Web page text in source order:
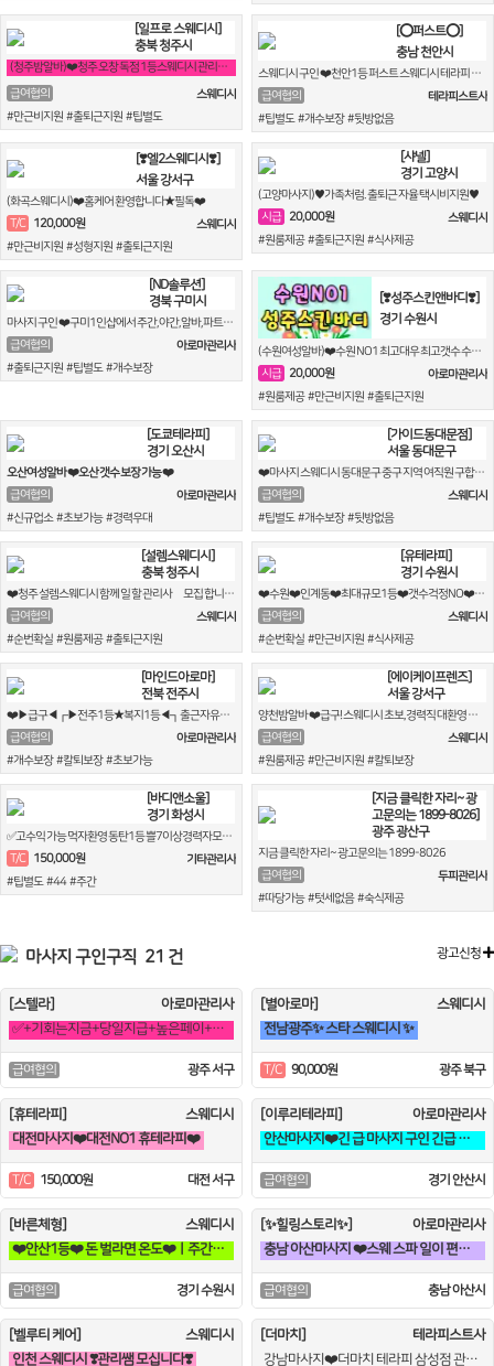
[일프로 스웨디시]
충북 청주시
(청주밤알바)❤️청주 오창 독점 1등스웨디시 관리사모집❤️
급여협의
스웨디시
#만근비지원 #출퇴근지원 #팁별도
[⭕퍼스트⭕]
충남 천안시
스웨디시 구인 ❤️천안1등 퍼스트 스웨디시 테라피 콜넘쳐요❤️
급여협의
테라피스트사
#팁별도 #개수보장 #뒷방없음
[❣️엘2스웨디시❣️]
서울 강서구
(화곡스웨디시)❤️홈케어 환영합니다★필독❤️
T/C
120,000원
스웨디시
#만근비지원 #성형지원 #출퇴근지원
[샤넬]
경기 고양시
(고양마사지)♥️가족처럼. 출퇴근 자율 택시비지원♥️
시급 20,000원
스웨디시
#원룸제공 #출퇴근지원 #식사제공
[ND솔루션]
경북 구미시
마사지 구인 ❤️구미1인샵에서 주간,야간,알바,파트, 매니져모집합니다.❤️
급여협의
아로마관리사
#출퇴근지원 #팁별도 #개수보장
[❣️성주스킨앤바디❣️]
경기 수원시
(수원여성알바)❤️수원 NO1 최고대우 최고갯수 수원베스트업소❤️
시급 20,000원
아로마관리사
#원룸제공 #만근비지원 #출퇴근지원
[도쿄테라피]
경기 오산시
오산여성알바 ❤️오산 갯수 보장 가능 ❤️
급여협의
아로마관리사
#신규업소 #초보가능 #경력우대
[가이드동대문점]
서울 동대문구
❤️마사지 스웨디시 동대문구 중구 지역 여직원 구합니다❤️
급여협의
스웨디시
#팁별도 #개수보장 #뒷방없음
[설렘스웨디시]
충북 청주시
❤️청주 설렘스웨디시 함께 일 할 관리사썜 모집 합니다 읽어보고가세요❤️
급여협의
스웨디시
#순번확실 #원룸제공 #출퇴근지원
[유테라피]
경기 수원시
❤️수원❤️인계동❤️최대규모1등❤️갯수걱정NO❤️최고대우❤️야간우대❤️
급여협의
스웨디시
#순번확실 #만근비지원 #식사제공
[마인드아로마]
전북 전주시
❤️▶급구◀┏▶전주1등★복지1등◀┓출근자유◆갯수보장◆같이 돈 벌어 봅시다❤️
급여협의
아로마관리사
#개수보장 #칼퇴보장 #초보가능
[에이케이프렌즈]
서울 강서구
양천밤알바 ❤️급구! 스웨디시 초보,경력직 대환영 재밌게 일하실분!❤️
급여협의
스웨디시
#원룸제공 #만근비지원 #칼퇴보장
[바디앤소울]
경기 화성시
✅고수익 가능 먹자환영 동탄1등 쁠7이상경력자모집 조건x 술집x ✅
T/C
150,000원
기타관리사
#팁별도 #44 #주간
[지금 클릭한 자리~ 광
고문의는 1899-8026]
광주 광산구
지금 클릭한 자리~ 광고문의는 1899-8026
급여협의
두피관리사
#따당가능 #텃세없음 #숙식제공
마사지 구인구직 21 건 광고신청
[스텔라]
아로마관리사
✅+기회는지금+당일지급+높은페이+높은급여+초보다쌉가능✅
급여협의 광주 서구
[별아로마]
스웨디시
전남광주✨ 스타 스웨디시 ✨
T/C 90,000원 광주 북구
[휴테라피]
스웨디시
대전마사지❤️대전NO1 휴테라피❤️
T/C 150,000원 대전 서구
[이루리테라피]
아로마관리사
안산마사지❤️긴 급 마사지 구인 긴급 긴급 !!! 출장 관리사 구인❤️
급여협의 경기 안산시
[바른체형]
스웨디시
❤️안산1등❤️ 돈 벌라면 온도❤️ㅣ주간야간ㅣ자유근무ㅣ알바 대환영
급여협의 경기 수원시
[✨힐링스토리✨]
아로마관리사
충남 아산마사지 ❤️스웨 스파 일이 편한곳❤️
급여협의 충남 아산시
[벨루티 케어]
스웨디시
인천 스웨디시 ❣️관리쌤 모십니다❣️
[더마치]
테라피스트사
강남마사지❤️더마치 테라피 삼성점 관리사쌤구인❤️